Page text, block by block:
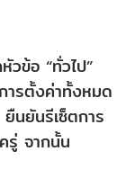
ข้อ “ทั่วไป”
ารตั้งค่าทั้งหมด
ยันรีเซ็ตการ
รู่ จากนั้น